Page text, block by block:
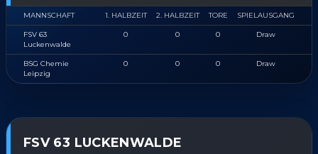
MANNSCHAFT 1. HALBZEIT 2. HALBZEIT TORE SPIELAUSGANG
FSV 63
Luckenwalde
0 0 0 Draw
BSG Chemie
Leipzig
0 0 0 Draw
FSV 63 LUCKENWALDE